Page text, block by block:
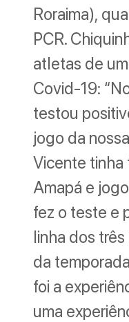
Roraima),
PCR.
atletas de
Covid-19:
testou
jogo da
Vicente tinha
Amapá e
fez o teste e
linha dos
da
foi a
uma